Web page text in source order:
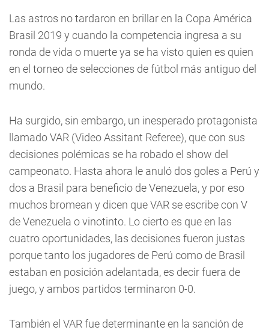
Las astros no tardaron en brillar en la Copa América
Brasil 2019 y cuando la competencia ingresa a su
ronda de vida o muerte ya se ha visto quien es quien
en el torneo de selecciones de fútbol más antiguo del
mundo.
Ha surgido, sin embargo, un inesperado protagonista
llamado VAR (Video Assitant Referee), que con sus
decisiones polémicas se ha robado el show del
campeonato. Hasta ahora le anuló dos goles a Perú y
dos a Brasil para beneficio de Venezuela, y por eso
muchos bromean y dicen que VAR se escribe con V
de Venezuela o vinotinto. Lo cierto es que en las
cuatro oportunidades, las decisiones fueron justas
porque tanto los jugadores de Perú como de Brasil
estaban en posición adelantada, es decir fuera de
juego, y ambos partidos terminaron 0-0.
También el VAR fue determinante en la sanción de